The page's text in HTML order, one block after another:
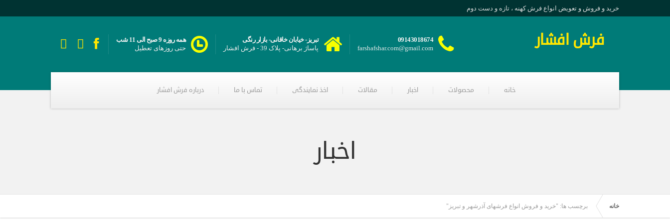
خرید و فروش و تعویض انواع فرش کهنه ، تازه و دست دوم
فرش افشار
09143018674
farshafshar.com@gmail.com
تبریز- خیابان خاقانی- بازار رنگی
پاساژ برهانی- پلاک 39 - فرش افشار
همه روزه 9 صبح الی 11 شب
حتی روزهای تعطیل
خانه محصولات اخبار مقالات اخذ نمایندگی تماس با ما درباره فرش افشار
اخبار
خانه برچسب ها: "خرید و فروش انواع فرشهای آذرشهر و تبریز"